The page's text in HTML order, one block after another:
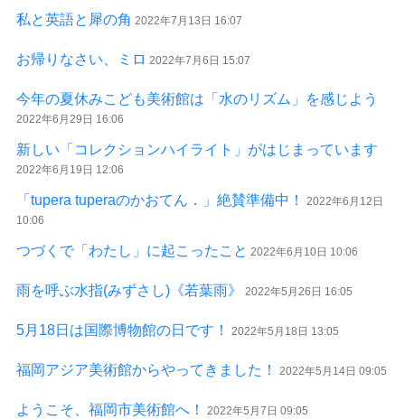
私と英語と犀の角 2022年7月13日 16:07
お帰りなさい、ミロ 2022年7月6日 15:07
今年の夏休みこども美術館は「水のリズム」を感じよう
2022年6月29日 16:06
新しい「コレクションハイライト」がはじまっています
2022年6月19日 12:06
「tupera tuperaのかおてん．」絶賛準備中！
2022年6月12日
10:06
つづくで「わたし」に起こったこと 2022年6月10日 10:06
雨を呼ぶ水指(みずさし)《若葉雨》 2022年5月26日 16:05
5月18日は国際博物館の日です！ 2022年5月18日 13:05
福岡アジア美術館からやってきました！ 2022年5月14日 09:05
ようこそ、福岡市美術館へ！ 2022年5月7日 09:05